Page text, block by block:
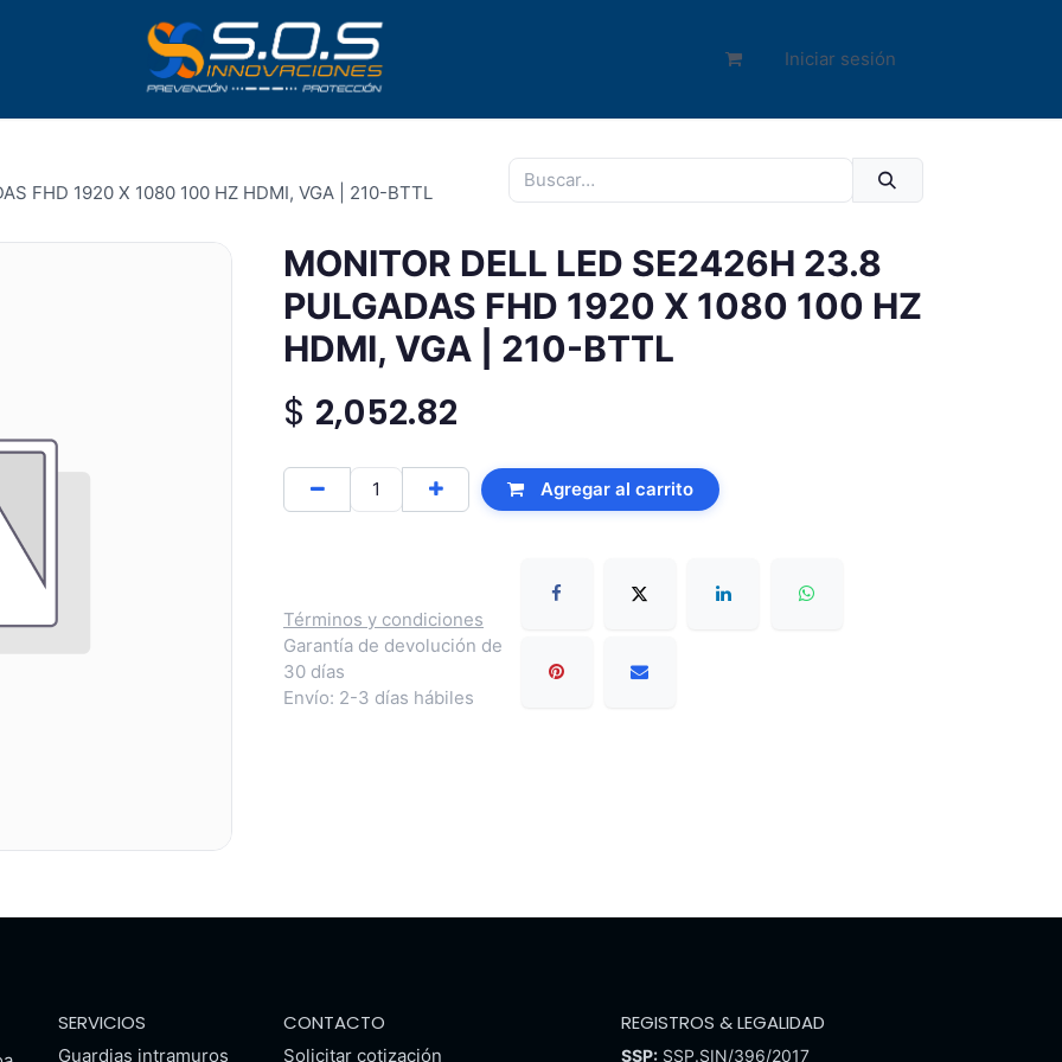
Iniciar sesión
FHD 1920 X 1080 100 HZ HDMI, VGA | 210-BTTL
MONITOR DELL LED SE2426H 23.8
PULGADAS FHD 1920 X 1080 100 HZ
HDMI, VGA | 210-BTTL
$ 2,052.82
Agregar al carrito
Términos y condiciones
Garantía de devolución de
30 días
Envío: 2-3 días hábiles
SERVICIOS
Guardias intramuros
CONTACTO
Solicitar cotización
REGISTROS & LEGALIDAD
SSP: SSP.SIN/396/2017